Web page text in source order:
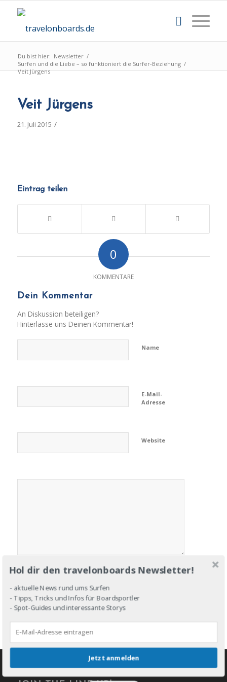
Du bist hier: Newsletter /
Surfen und die Liebe – so funktioniert die Surfer-Beziehung /
Veit Jürgens
Veit Jürgens
21. Juli 2015 /
Eintrag teilen
0
KOMMENTARE
Dein Kommentar
An Diskussion beteiligen?
Hinterlasse uns Deinen Kommentar!
Name
E-Mail-
Adresse
Website
Hol dir den travelonboards Newsletter!
- aktuelle News rund ums Surfen
- Tipps, Tricks und Infos für Boardsportler
- Spot-Guides und interessante Storys
Jetzt anmelden